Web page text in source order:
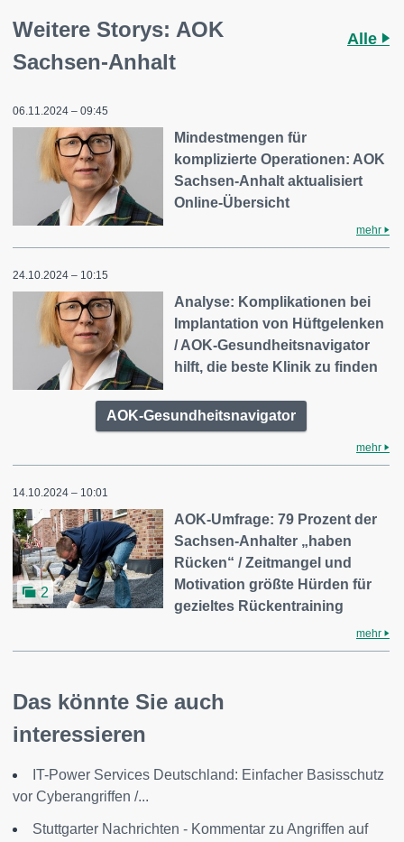
Weitere Storys: AOK
Sachsen-Anhalt
Alle
06.11.2024 – 09:45
Mindestmengen für
komplizierte Operationen: AOK
Sachsen-Anhalt aktualisiert
Online-Übersicht
mehr
24.10.2024 – 10:15
Analyse: Komplikationen bei
Implantation von Hüftgelenken
/ AOK-Gesundheitsnavigator
hilft, die beste Klinik zu finden
AOK-Gesundheitsnavigator
mehr
14.10.2024 – 10:01
2
AOK-Umfrage: 79 Prozent der
Sachsen-Anhalter „haben
Rücken“ / Zeitmangel und
Motivation größte Hürden für
gezieltes Rückentraining
mehr
Das könnte Sie auch
interessieren
IT-Power Services Deutschland: Einfacher Basisschutz
vor Cyberangriffen /...
Stuttgarter Nachrichten - Kommentar zu Angriffen auf